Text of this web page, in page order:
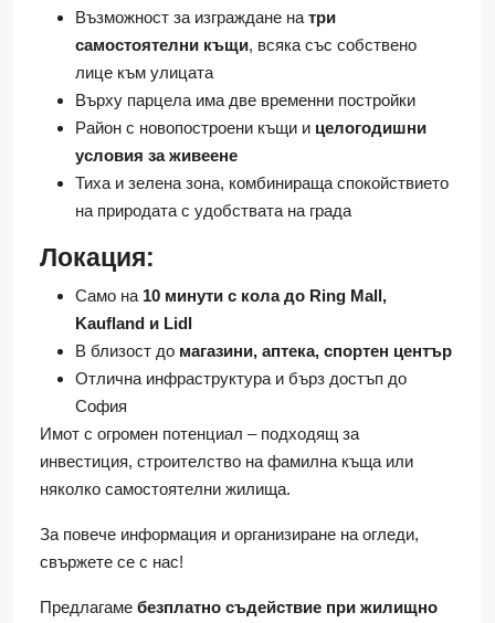
Възможност за изграждане на три
самостоятелни къщи, всяка със собствено
лице към улицата
Върху парцела има две временни постройки
Район с новопостроени къщи и целогодишни
условия за живеене
Тиха и зелена зона, комбинираща спокойствието
на природата с удобствата на града
Локация:
Само на 10 минути с кола до Ring Mall,
Kaufland и Lidl
В близост до магазини, аптека, спортен център
Отлична инфраструктура и бърз достъп до
София
Имот с огромен потенциал – подходящ за
инвестиция, строителство на фамилна къща или
няколко самостоятелни жилища.
За повече информация и организиране на огледи,
свържете се с нас!
Предлагаме безплатно съдействие при жилищно